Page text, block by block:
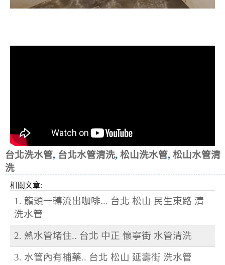
台北洗水管, 台北水管清洗, 松山洗水管, 松山水管清
洗
相關文章:
1. 龍頭一轉流出咖啡... 台北 松山 民生東路 清
洗水管
2. 熱水管堵住.. 台北 中正 懷寧街 水管清洗
3. 水管內有補藥.. 台北 松山 延壽街 洗水管